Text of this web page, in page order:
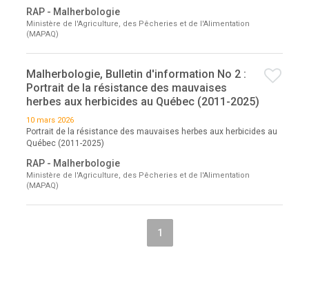
RAP - Malherbologie
Ministère de l'Agriculture, des Pêcheries et de l'Alimentation
(MAPAQ)
Malherbologie, Bulletin d'information No 2 :
Portrait de la résistance des mauvaises
herbes aux herbicides au Québec (2011-2025)
10 mars 2026
Portrait de la résistance des mauvaises herbes aux herbicides au
Québec (2011-2025)
RAP - Malherbologie
Ministère de l'Agriculture, des Pêcheries et de l'Alimentation
(MAPAQ)
1